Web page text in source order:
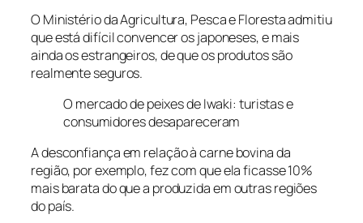
O Ministério da Agricultura, Pesca e Floresta admitiu
que está difícil convencer os japoneses, e mais
ainda os estrangeiros, de que os produtos são
realmente seguros.
O mercado de peixes de Iwaki: turistas e
consumidores desapareceram
A desconfiança em relação à carne bovina da
região, por exemplo, fez com que ela ficasse 10%
mais barata do que a produzida em outras regiões
do país.